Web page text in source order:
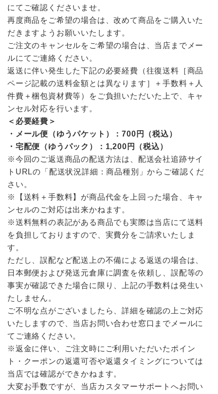
にてご確認くださいませ。
再度商品をご希望の場合は、改めて商品をご購入いた
だきますようお願いいたします。
ご注文のキャンセルをご希望の場合は、当店までメー
ルにてご連絡ください。
返送に伴い発生した下記の必要経費（往復送料［商品
ページ記載の送料金額とは異なります］＋手数料＋人
件費＋梱包資材費等）をご負担いただいた上で、キャ
ンセル対応を行います。
＜必要経費＞
・メール便（ゆうパケット）：700円（税込）
・宅配便（ゆうパック）：1,200円（税込）
※今回のご返送商品の配送方法は、配送会社追跡サイ
トURLの「配送状況詳細：商品種別」からご確認くだ
さい。
※【送料＋手数料】が商品代金を上回った場合、キャ
ンセルのご対応は出来かねます。
※送料無料の表記がある商品でも実際は当店にて送料
を負担しておりますので、実費分をご請求いたしま
す。
ただし、誤配など配送上の不備による返送の場合は、
日本郵便および発送元倉庫に調査を依頼し、誤配等の
事実が確認できた場合に限り、上記の手数料は発生い
たしません。
ご不明な点がございましたら、詳細を確認の上ご対応
いたしますので、当店お問い合わせ窓口までメールに
てご連絡ください。
※返金に伴い、ご注文時にご利用いただいたポイン
ト・クーポンの返還可否や返還タイミングについては
当店では確認ができかねます。
大変お手数ですが、当店カスタマーサポートへお問い